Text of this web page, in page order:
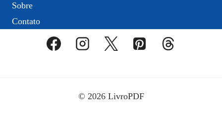
Sobre
Contato
© 2026 LivroPDF